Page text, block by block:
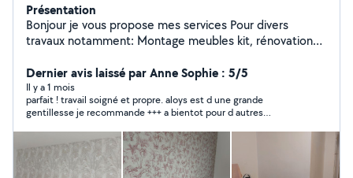
Présentation
Bonjour je vous propose mes services Pour divers
travaux notamment: Montage meubles kit, rénovation
et de toile de verre Entretien courant véhicule
automobile. Je travaille avec du sérieux et
professionnalisme. Disponible du lundi au vendredi à
partir de 16h30 toute la journée les week-ends N'existez
pas à me connecter pour en discuter.
Dernier avis laissé par Anne Sophie : 5/5
Il y a 1 mois
parfait ! travail soigné et propre. aloys est d une grande
gentillesse je recommande +++ a bientot pour d autres